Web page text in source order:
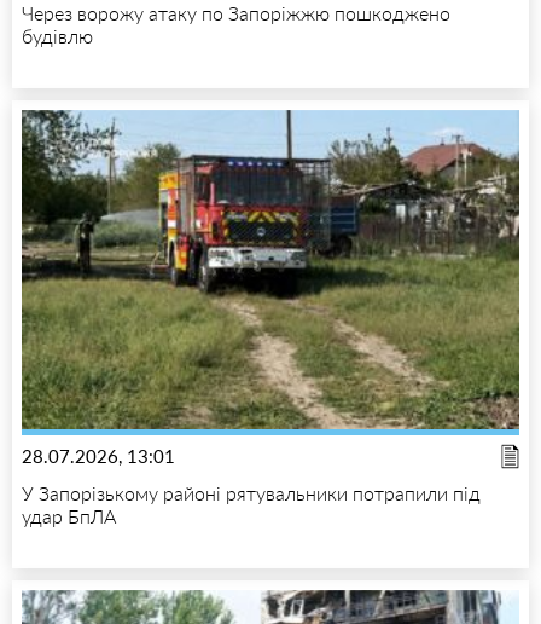
Через ворожу атаку по Запоріжжю пошкоджено
будівлю
28.07.2026, 13:01
У Запорізькому районі рятувальники потрапили під
удар БпЛА